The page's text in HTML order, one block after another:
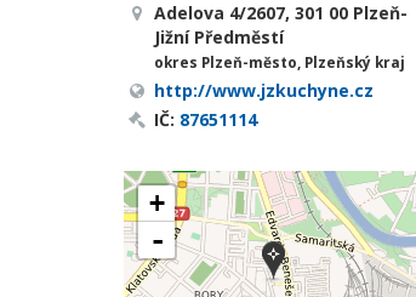
Adelova 4/2607, 301 00 Plzeň-
Jižní Předměstí
okres Plzeň-město, Plzeňský kraj
http://www.jzkuchyne.cz
IČ: 87651114
+
-